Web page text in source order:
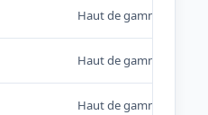
Haut de gamme
Haut de gamme
Haut de gamme